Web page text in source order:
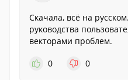
Скачала, всё на
руководства
векторами проблем.
0
0